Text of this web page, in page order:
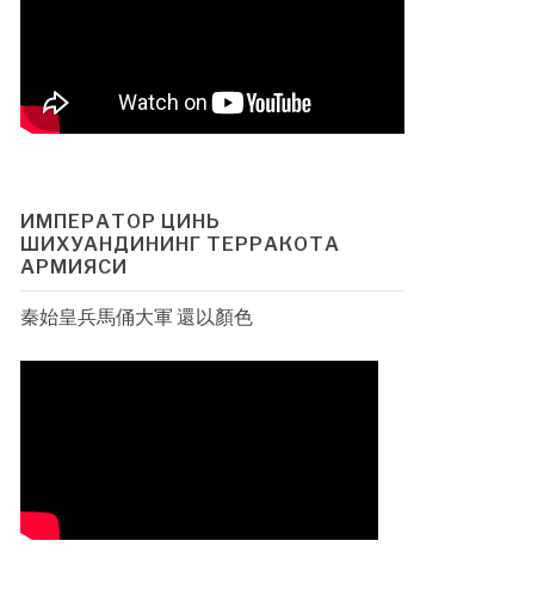
ИМПЕРАТОР ЦИНЬ
ШИХУАНДИНИНГ ТЕРРАКОТА
АРМИЯСИ
秦始皇兵馬俑大軍 還以顏色